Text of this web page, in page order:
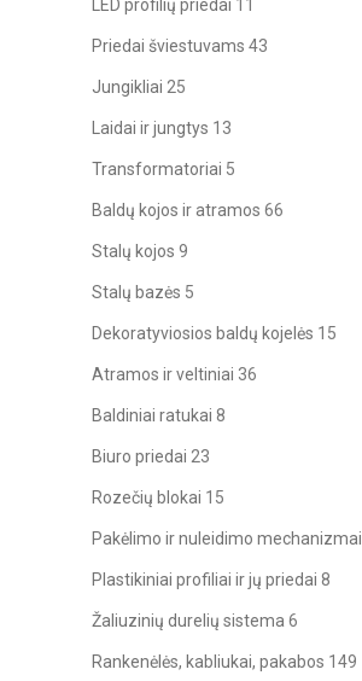
LED profilių priedai 11
Priedai šviestuvams 43
Jungikliai 25
Laidai ir jungtys 13
Transformatoriai 5
Baldų kojos ir atramos 66
Stalų kojos 9
Stalų bazės 5
Dekoratyviosios baldų kojelės 15
Atramos ir veltiniai 36
Baldiniai ratukai 8
Biuro priedai 23
Rozečių blokai 15
Pakėlimo ir nuleidimo mechanizmai
Plastikiniai profiliai ir jų priedai 8
Žaliuzinių durelių sistema 6
Rankenėlės, kabliukai, pakabos 149